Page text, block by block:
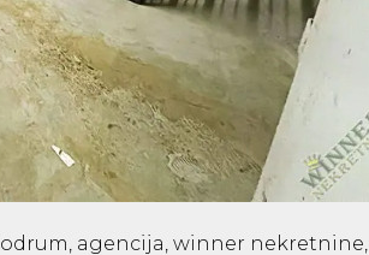
agencija, winner nekretnine,